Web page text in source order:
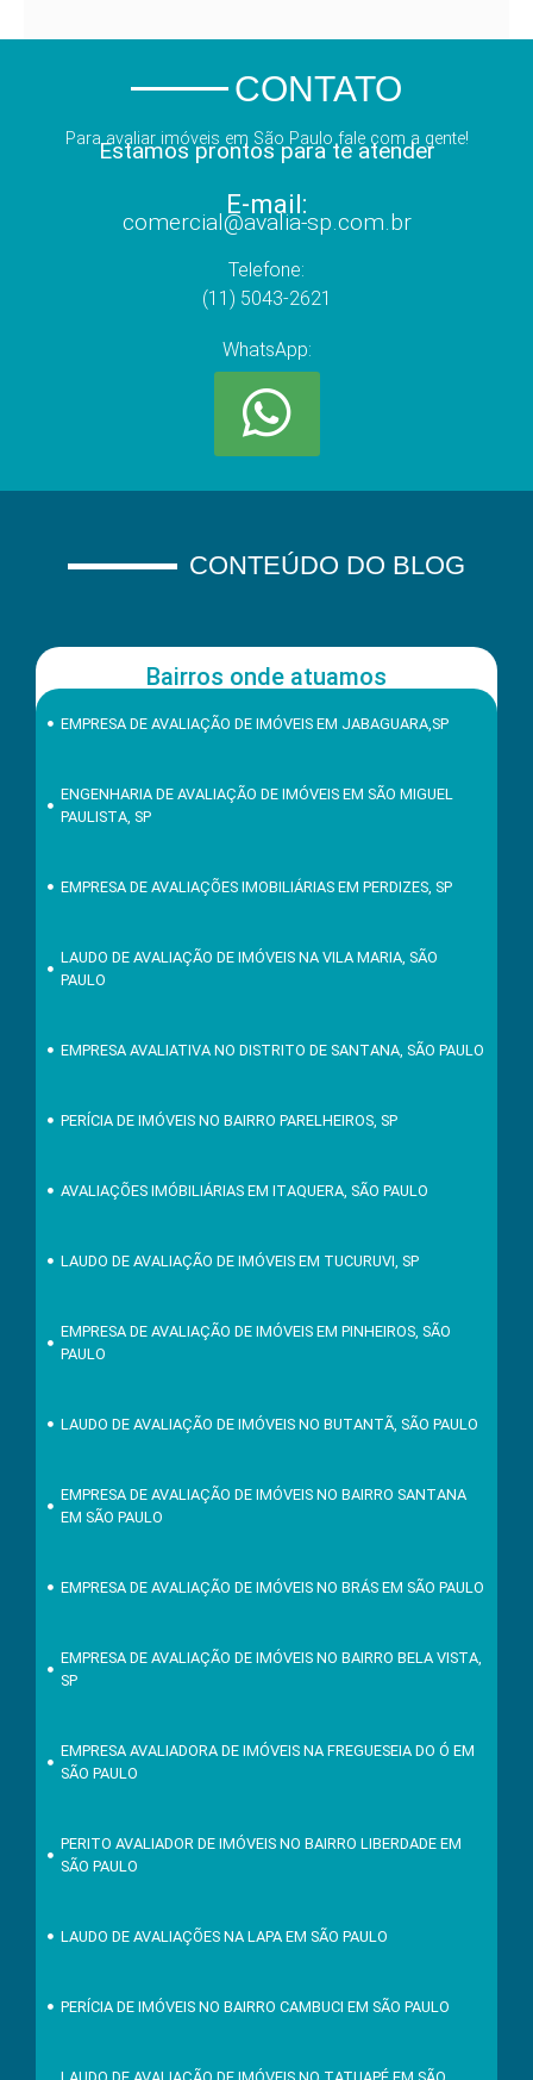
CONTATO
Para avaliar imóveis em São Paulo fale com a gente!
Estamos prontos para te atender
E-mail:
comercial@avalia-sp.com.br
Telefone:
(11) 5043-2621
WhatsApp:
CONTEÚDO DO BLOG
Bairros onde atuamos
EMPRESA DE AVALIAÇÃO DE IMÓVEIS EM JABAGUARA,SP
ENGENHARIA DE AVALIAÇÃO DE IMÓVEIS EM SÃO MIGUEL
PAULISTA, SP
EMPRESA DE AVALIAÇÕES IMOBILIÁRIAS EM PERDIZES, SP
LAUDO DE AVALIAÇÃO DE IMÓVEIS NA VILA MARIA, SÃO
PAULO
EMPRESA AVALIATIVA NO DISTRITO DE SANTANA, SÃO PAULO
PERÍCIA DE IMÓVEIS NO BAIRRO PARELHEIROS, SP
AVALIAÇÕES IMÓBILIÁRIAS EM ITAQUERA, SÃO PAULO
LAUDO DE AVALIAÇÃO DE IMÓVEIS EM TUCURUVI, SP
EMPRESA DE AVALIAÇÃO DE IMÓVEIS EM PINHEIROS, SÃO
PAULO
LAUDO DE AVALIAÇÃO DE IMÓVEIS NO BUTANTÃ, SÃO PAULO
EMPRESA DE AVALIAÇÃO DE IMÓVEIS NO BAIRRO SANTANA
EM SÃO PAULO
EMPRESA DE AVALIAÇÃO DE IMÓVEIS NO BRÁS EM SÃO PAULO
EMPRESA DE AVALIAÇÃO DE IMÓVEIS NO BAIRRO BELA VISTA,
SP
EMPRESA AVALIADORA DE IMÓVEIS NA FREGUESEIA DO Ó EM
SÃO PAULO
PERITO AVALIADOR DE IMÓVEIS NO BAIRRO LIBERDADE EM
SÃO PAULO
LAUDO DE AVALIAÇÕES NA LAPA EM SÃO PAULO
PERÍCIA DE IMÓVEIS NO BAIRRO CAMBUCI EM SÃO PAULO